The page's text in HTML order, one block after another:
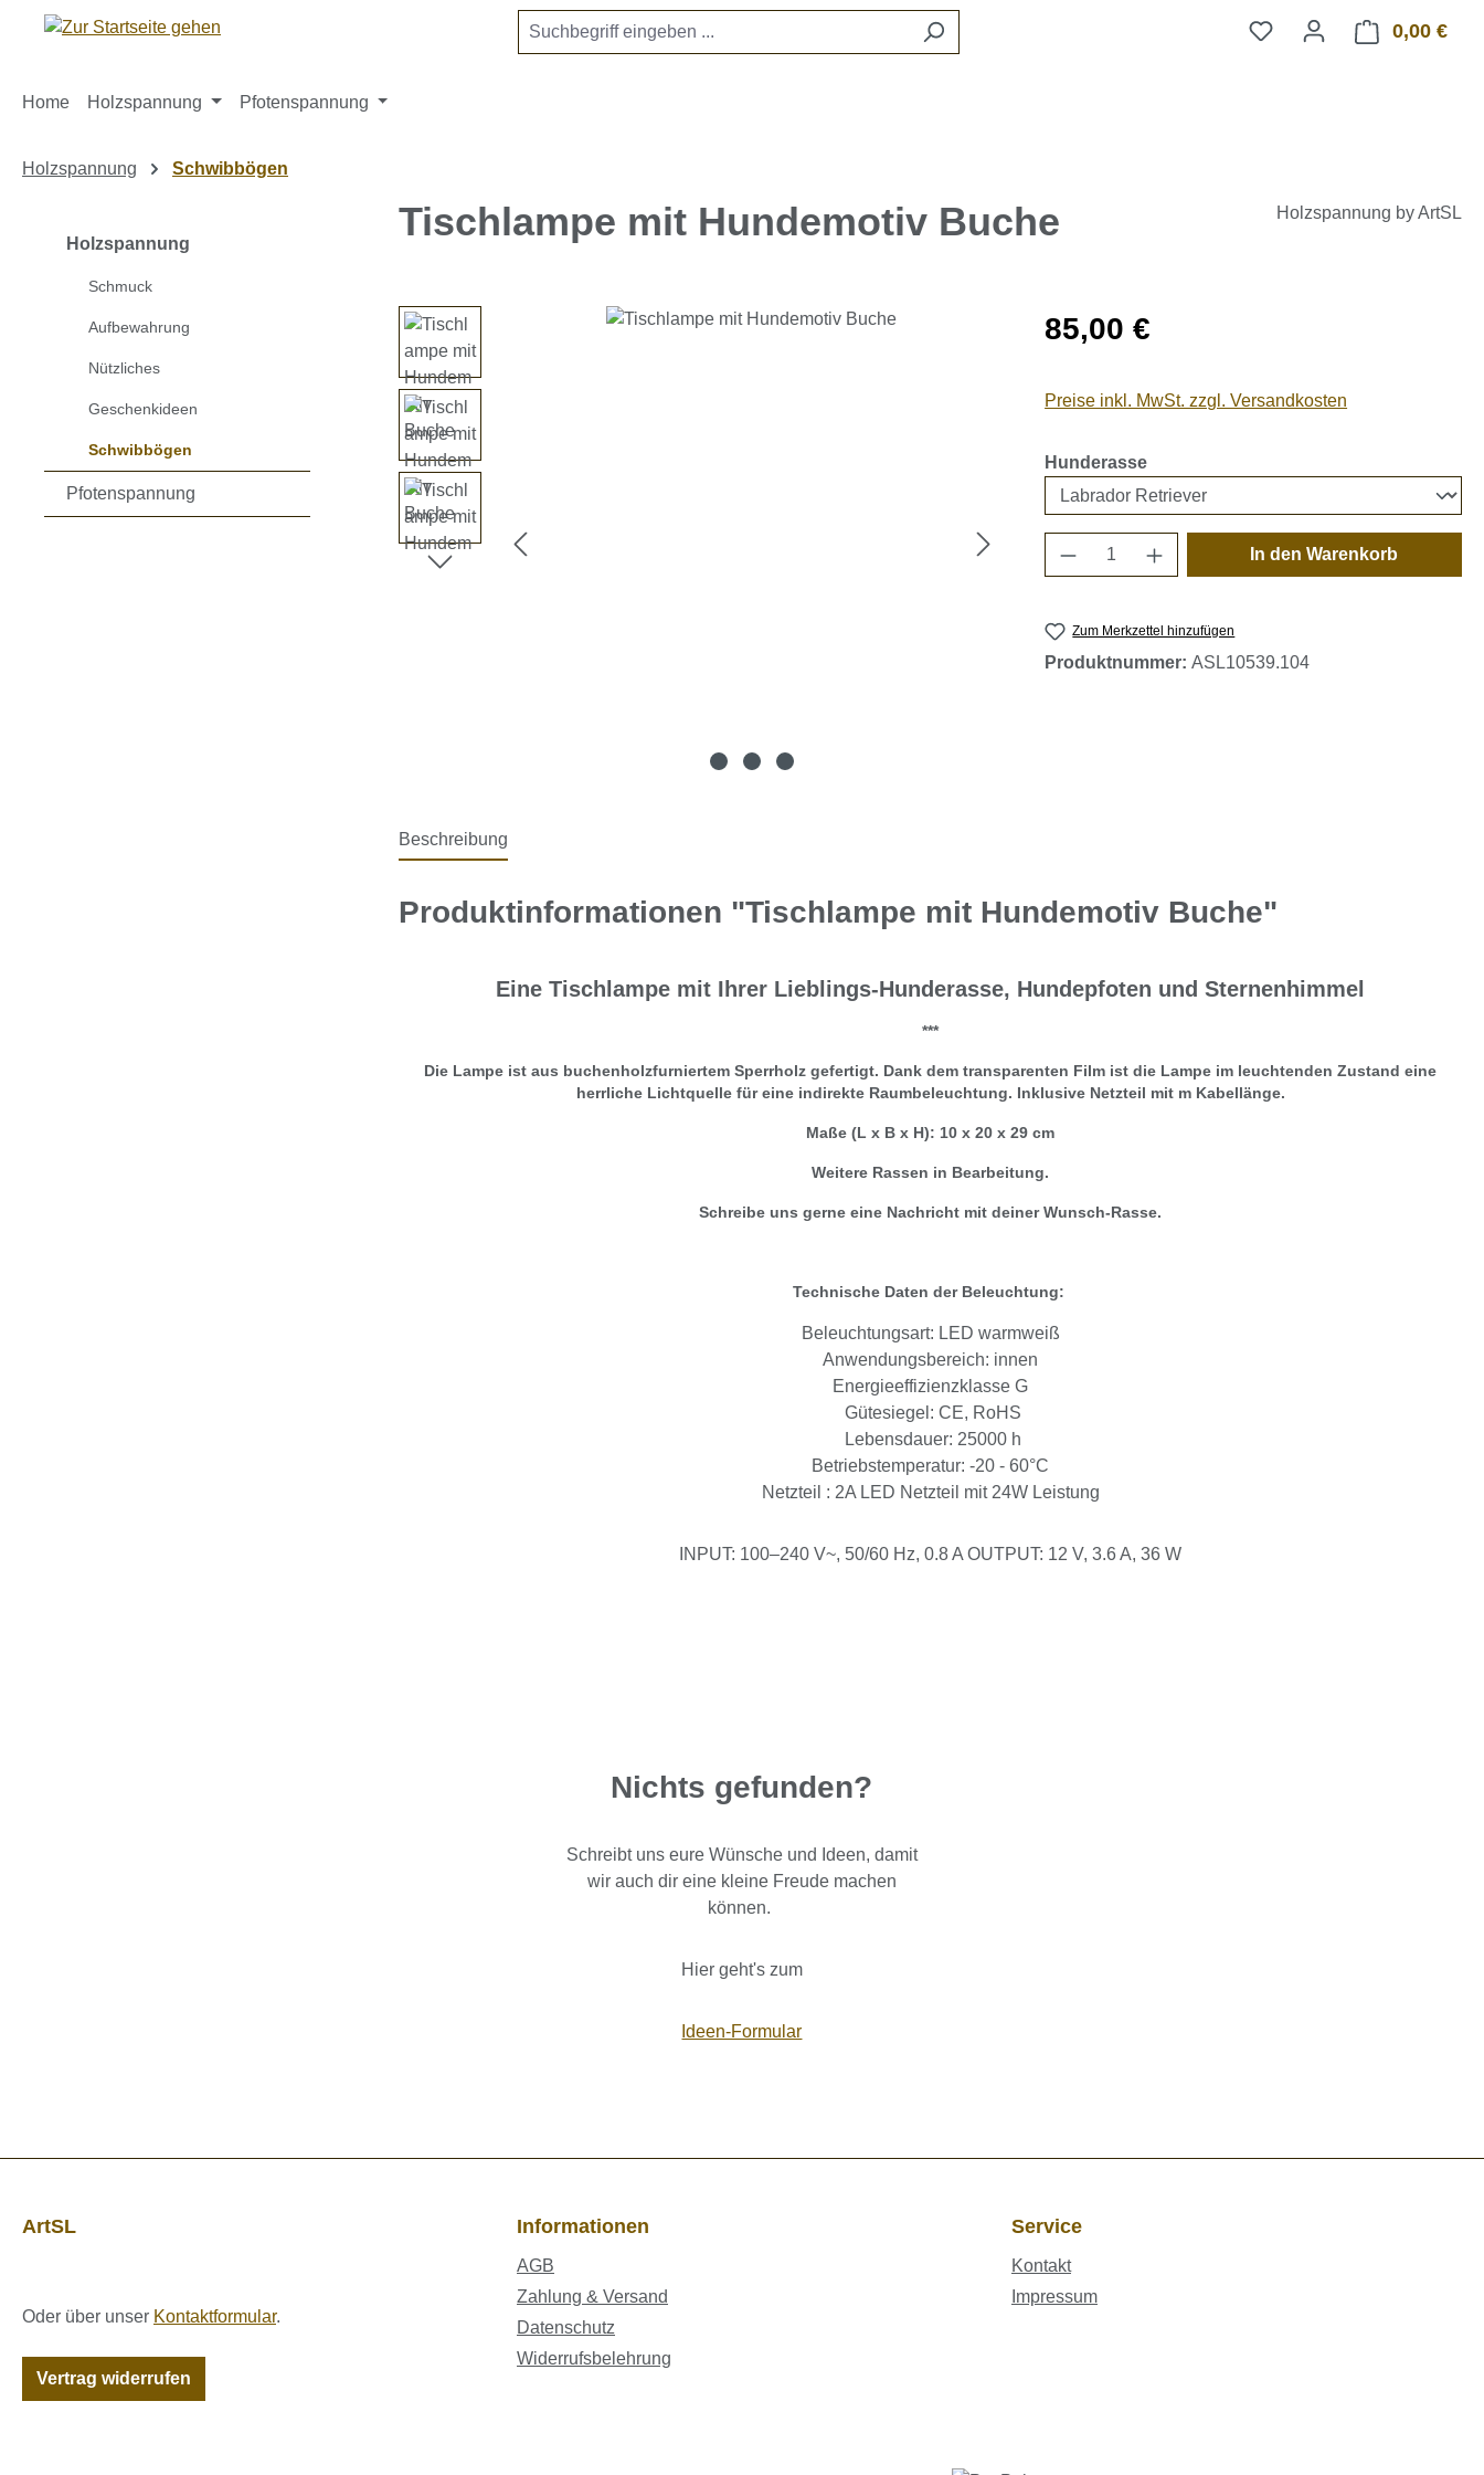
Hauptinhalt springen
Zur Suche springen
Zur Hauptnavigation springen 0,00 €
Home Holzspannung Pfotenspannung
Holzspannung Schwibbögen
Holzspannung
Schmuck
Aufbewahrung
Nützliches
Geschenkideen
Schwibbögen
Pfotenspannung
Tischlampe mit Hundemotiv Buche Holzspannung by ArtSL
Bildergalerie überspringen Regulärer Preis:
85,00 €
Preise inkl. MwSt. zzgl. Versandkosten
Hunderasseauswählen
Produkt Anzahl: Gib den
In den Warenkorb
Zum Merkzettel hinzufügen
Produktnummer:ASL10539.104
Beschreibung
Produktinformationen "Tischlampe mit Hundemotiv Buche"
Eine Tischlampe mit Ihrer Lieblings-Hunderasse, Hundepfoten und Sternenhimmel
***
Die Lampe ist aus buchenholzfurniertem Sperrholz gefertigt. Dank dem transparenten Film ist die Lampe im leuchtenden Zustand eine
herrliche Lichtquelle für eine indirekte Raumbeleuchtung. Inklusive Netzteil mit m Kabellänge.
Maße (L x B x H): 10 x 20 x 29 cm
Weitere Rassen in Bearbeitung.
Schreibe uns gerne eine Nachricht mit deiner Wunsch-Rasse.
Technische Daten der Beleuchtung:
Beleuchtungsart: LED warmweiß
Anwendungsbereich: innen
Energieeffizienzklasse G
Gütesiegel: CE, RoHS
Lebensdauer: 25000 h
Betriebstemperatur: -20 - 60°C
Netzteil : 2A LED Netzteil mit 24W Leistung
INPUT: 100–240 V~, 50/60 Hz, 0.8 A OUTPUT: 12 V, 3.6 A, 36 W
Nichts gefunden?
Schreibt uns eure Wünsche und Ideen, damit
wir auch dir eine kleine Freude machen
können.
Hier geht's zum
Ideen-Formular
ArtSL
Oder über unser Kontaktformular.
Vertrag widerrufen
Informationen
AGB
Zahlung & Versand
Datenschutz
Widerrufsbelehrung
Service
Kontakt
Impressum